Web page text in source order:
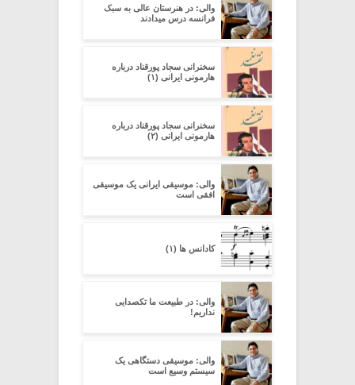
والی: در هنرستان عالی به سبک
فرانسه درس میدادند
سخنرانی سجاد پورقناد درباره
هارمونی ایرانی (۱)
سخنرانی سجاد پورقناد درباره
هارمونی ایرانی (۲)
والی: موسیقی ایرانی یک موسیقی
افقی است
کادانس ها (۱)
والی: در طبیعت ما تکصدایی
نداریم!
والی: موسیقی دستگاهی یک
سیستم وسیع است